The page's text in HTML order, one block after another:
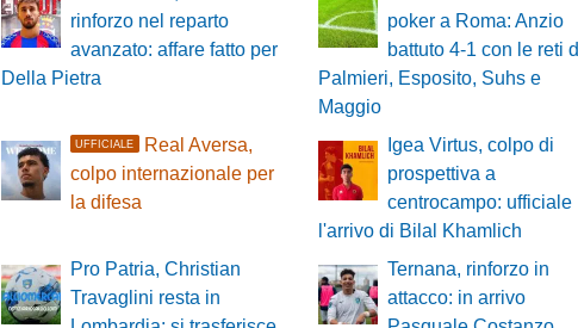
rinforzo nel reparto
avanzato: affare fatto per
Della Pietra
poker a Roma: Anzio
battuto 4-1 con le reti
Palmieri, Esposito, Suhs e
Maggio
UFFICIALE
Real Aversa,
colpo internazionale per
la difesa
Igea Virtus, colpo di
prospettiva a
centrocampo: ufficiale
l'arrivo di Bilal Khamlich
Pro Patria, Christian
Travaglini resta in
Ternana, rinforzo in
attacco: in arrivo